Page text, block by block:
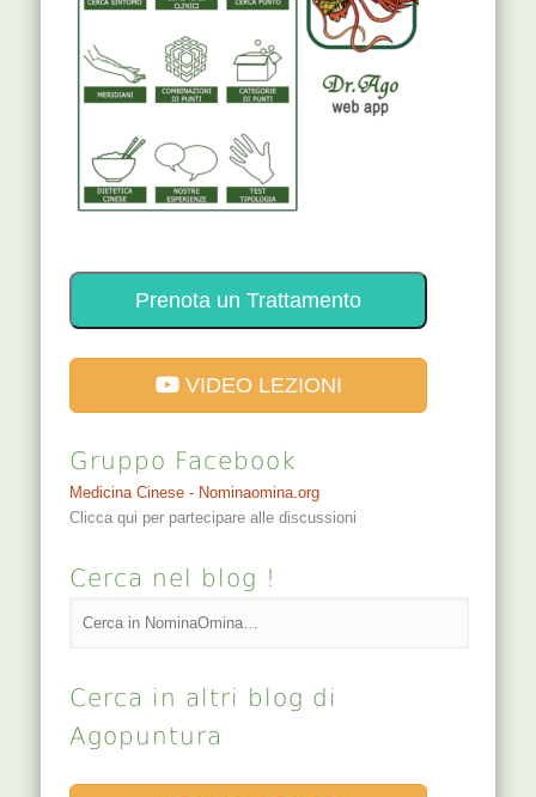
Prenota un Trattamento
VIDEO LEZIONI
Gruppo Facebook
Medicina Cinese - Nominaomina.org
Clicca qui per partecipare alle discussioni
Cerca nel blog !
Cerca in altri blog di
Agopuntura